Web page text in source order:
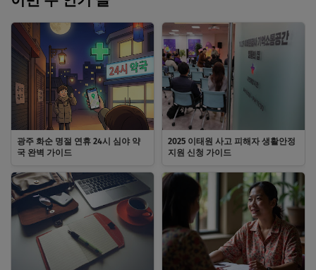
광주 화순 명절 연휴 24시 심야 약
국 완벽 가이드
2025 이태원 사고 피해자 생활안정
지원 신청 가이드